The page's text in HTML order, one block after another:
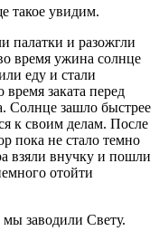
такое увидим.
палатки и разожгли
время ужина солнце
еду и стали
заката перед
Солнце зашло быстрее
к своим делам. После
пока не стало темно
взяли внучку и пошли
отойти
заводили Свету.